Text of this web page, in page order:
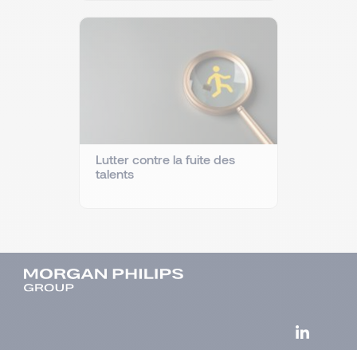
Lutter contre la fuite des
talents